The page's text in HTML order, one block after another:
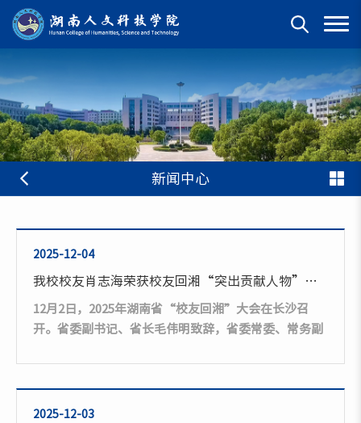
新闻中心
2025-12-04
我校校友肖志海荣获校友回湘“突出贡献人物”称号
12月2日，2025年湖南省“校友回湘”大会在长沙召
开。省委副书记、省长毛伟明致辞，省委常委、常务副
轮值董事兼总裁肖志海受邀参加并受到毛伟明省长的亲
切会见。本次大会以校友资源对接、助力家乡发展为核
2025-12-03